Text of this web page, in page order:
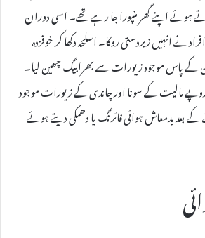
اپنے گھر منپورا جا رہے تھے۔ اسی دوران
نے انہیں زبردستی روکا۔ اسلحہ دکھا کر خوفزدہ
پاس موجود زیورات سے بھرا بیگ چھین لیا۔
روپے مالیت کے سونا اور چاندی کے زیورات موجود
بعد بدمعاش ہوائی فائرنگ یا دھمکی دیتے ہوئے